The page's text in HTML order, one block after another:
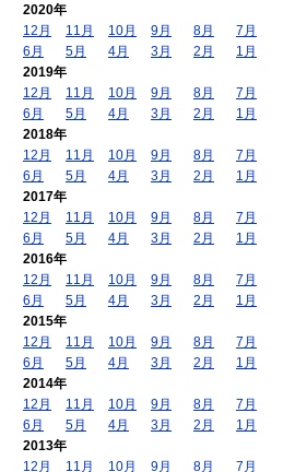
2020年
12月
11月 10月 9月 8月
7月
6月
5月 4月 3月 2月
1月
2019年
12月
11月 10月 9月 8月
7月
6月
5月 4月 3月 2月
1月
2018年
12月
11月 10月 9月 8月
7月
6月
5月 4月 3月 2月
1月
2017年
12月
11月 10月 9月 8月
7月
6月
5月 4月 3月 2月
1月
2016年
12月
11月 10月 9月 8月
7月
6月
5月 4月 3月 2月
1月
2015年
12月
11月 10月 9月 8月
7月
6月
5月 4月 3月 2月
1月
2014年
12月
11月 10月 9月 8月
7月
6月
5月 4月 3月 2月
1月
2013年
12月
11月 10月 9月 8月 7月